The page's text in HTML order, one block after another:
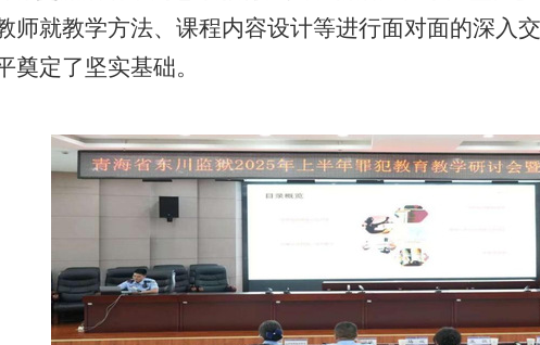
师就教学方法、课程内容设计等进行面对面的深入
奠定了坚实基础。